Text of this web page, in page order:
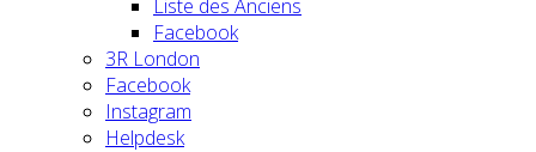
Liste des Anciens
Facebook
3R London
Facebook
Instagram
Helpdesk